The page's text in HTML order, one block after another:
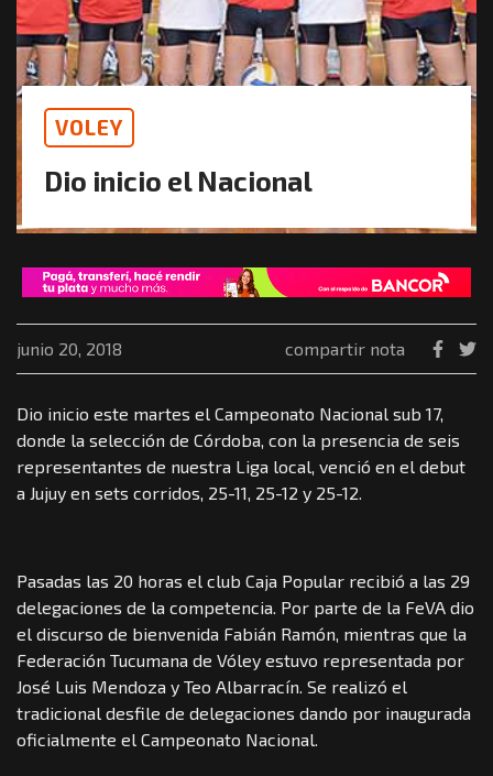
VOLEY
Dio inicio el Nacional
junio 20, 2018 compartir nota
Dio inicio este martes el Campeonato Nacional sub 17,
donde la selección de Córdoba, con la presencia de seis
representantes de nuestra Liga local, venció en el debut
a Jujuy en sets corridos, 25-11, 25-12 y 25-12.
Pasadas las 20 horas el club Caja Popular recibió a las 29
delegaciones de la competencia. Por parte de la FeVA dio
el discurso de bienvenida Fabián Ramón, mientras que la
Federación Tucumana de Vóley estuvo representada por
José Luis Mendoza y Teo Albarracín. Se realizó el
tradicional desfile de delegaciones dando por inaugurada
oficialmente el Campeonato Nacional.